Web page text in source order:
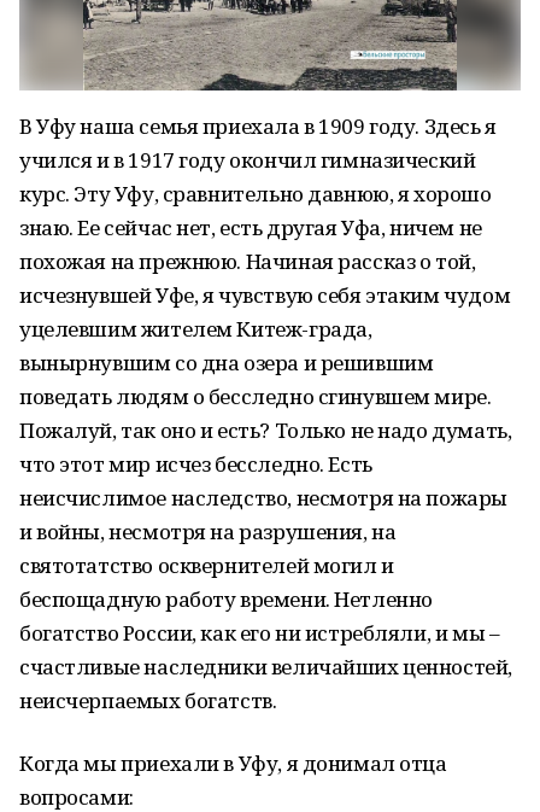
В Уфу наша семья приехала в 1909 году. Здесь я
учился и в 1917 году окончил гимназический
курс. Эту Уфу, сравнительно давнюю, я хорошо
знаю. Ее сейчас нет, есть другая Уфа, ничем не
похожая на прежнюю. Начиная рассказ о той,
исчезнувшей Уфе, я чувствую себя этаким чудом
уцелевшим жителем Китеж-града,
вынырнувшим со дна озера и решившим
поведать людям о бесследно сгинувшем мире.
Пожалуй, так оно и есть? Только не надо думать,
что этот мир исчез бесследно. Есть
неисчислимое наследство, несмотря на пожары
и войны, несмотря на разрушения, на
святотатство осквернителей могил и
беспощадную работу времени. Нетленно
богатство России, как его ни истребляли, и мы –
счастливые наследники величайших ценностей,
неисчерпаемых богатств.
Когда мы приехали в Уфу, я донимал отца
вопросами: